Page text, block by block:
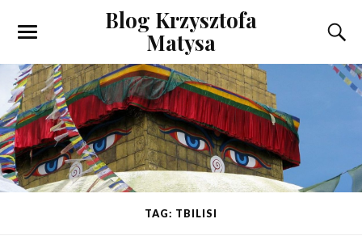
Blog Krzysztofa
Matysa
TAG: TBILISI